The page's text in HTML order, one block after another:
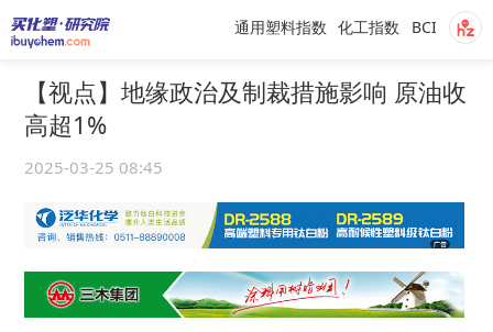
BCI
化工指数
通用塑料指数
【视点】地缘政治及制裁措施影响 原油收
高超1%
2025-03-25 08:45